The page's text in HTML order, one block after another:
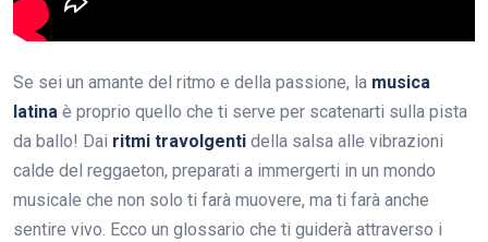
Se sei un amante del ritmo e della passione, la musica
latina è proprio quello che ti serve per scatenarti sulla pista
da ballo! Dai ritmi travolgenti della salsa alle vibrazioni
calde del reggaeton, preparati a immergerti in un mondo
musicale che non solo ti farà muovere, ma ti farà anche
sentire vivo. Ecco un glossario che ti guiderà attraverso i